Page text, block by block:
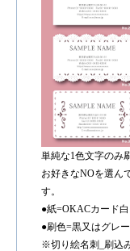
単純な1色文字のみ
お好きなNOを選ん
す。
●紙=OKACカード
●刷色=黒又はグレ
※切り絵名刺_刷込